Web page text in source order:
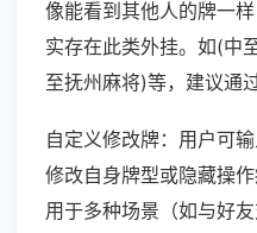
像能看到其他人的牌一
实存在此类外挂。如(中
至抚州麻将)等，建议通
自定义修改牌：用户可
修改自身牌型或隐藏操
用于多种场景（如与好